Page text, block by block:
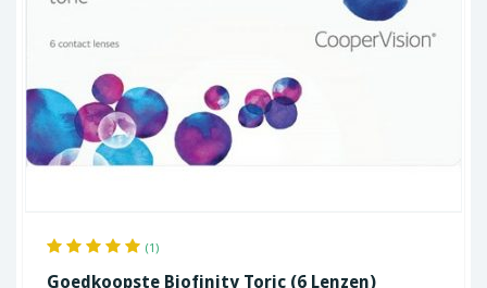
(1)
Goedkoopste Biofinity Toric (6 Lenzen)